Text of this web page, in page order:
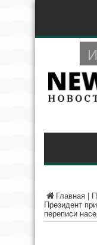
Главная
Президент
переписи